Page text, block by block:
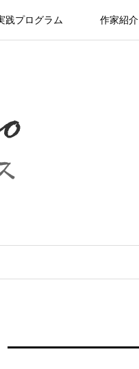
践プログラム 作家紹介